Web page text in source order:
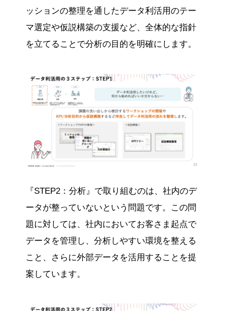
ッションの整理を通したデータ利活用のテー
マ選定や仮説構築の支援など、全体的な指針
を立てることで分析の目的を明確にします。
『STEP2：分析』で取り組むのは、社内のデ
ータが整っていないという問題です。この問
題に対しては、社内においてお客さま起点で
データを管理し、分析しやすい環境を整える
こと、さらに外部データを活用することを提
案しています。